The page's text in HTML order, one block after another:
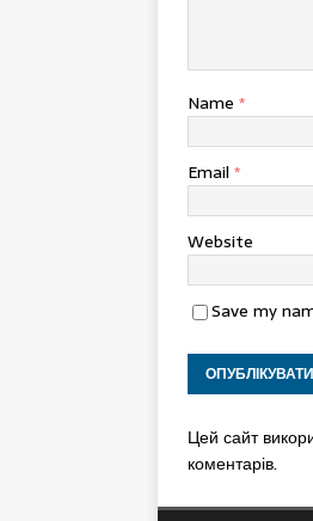
Name *
Email *
Website
Save my
Цей сайт
коментарів.